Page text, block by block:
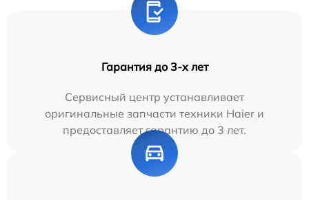
Гарантия до 3-х лет
Сервисный центр устанавливает
оригинальные запчасти техники Haier и
предоставляет гарантию до 3 лет.